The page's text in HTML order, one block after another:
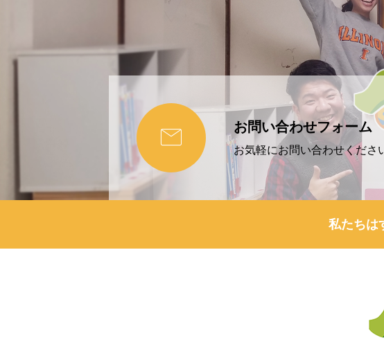
 お問い合わせフォーム
お気軽にお問い合わせくださ
私たちは